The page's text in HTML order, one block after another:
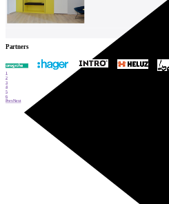
Partners
1
2
3
4
5
6
PrevNext